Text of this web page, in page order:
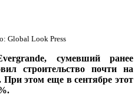
Global Look Press
сумевший ранее
строительство почти на
этом еще в сентябре этот